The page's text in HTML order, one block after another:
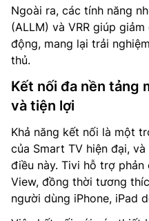
Ngoài ra, các tính năng
(ALLM) và VRR giúp
động, mang lại trải
thủ.
Kết nối đa nền tảng
và tiện lợi
Khả năng kết nối là một
của Smart TV hiện đại,
điều này. Tivi hỗ trợ phản
View, đồng thời tương
người dùng iPhone, iPad